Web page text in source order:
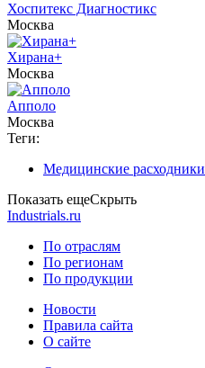
Хоспитекс Диагностикс
Москва
Хирана+
Москва
Апполо
Москва
Теги:
Медицинские расходники
Показать ещеСкрыть
Industrials.ru
По отраслям
По регионам
По продукции
Новости
Правила сайта
О сайте